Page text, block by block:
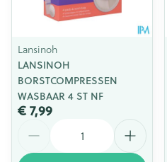
Lansinoh
LANSINOH
BORSTCOMPRESSEN
WASBAAR 4 ST NF
€ 7,99